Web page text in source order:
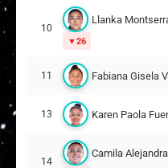
10
Llanka
26
11 Fabiana Gisela
13 Karen Paola
14
Camila